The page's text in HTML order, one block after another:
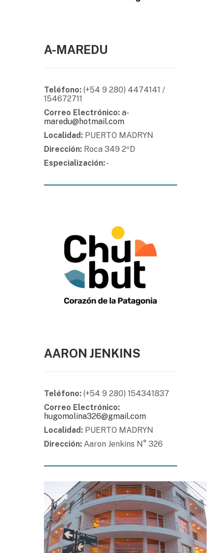
A-MAREDU
Teléfono: (+54 9 280) 4474141 /
154672711
Correo Electrónico: a-
maredu@hotmail.com
Localidad: PUERTO MADRYN
Dirección: Roca 349 2ºD
Especialización:-
AARON JENKINS
Teléfono: (+54 9 280) 154341837
Correo Electrónico:
hugomolina326@gmail.com
Localidad: PUERTO MADRYN
Dirección: Aaron Jenkins N° 326